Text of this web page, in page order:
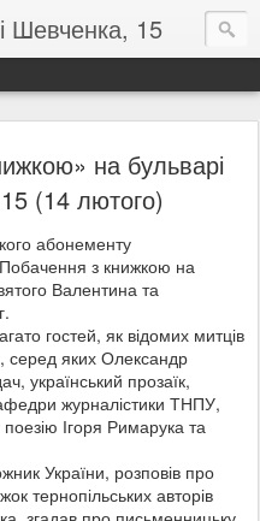
Шевченка, 15
на бульварі
(14 лютого)
абонементу
з книжкою на
Валентина та
гостей, як відомих митців
серед яких Олександр
український прозаїк,
журналістики ТНПУ,
Ігоря Римарука та
України, розповів про
тернопільських авторів